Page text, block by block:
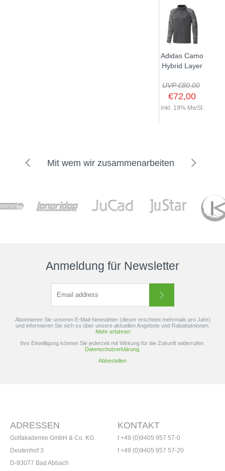
Adidas Camo
Hybrid Layer
UVP €80,00
€72,00
inkl. 19% MwSt.
Mit wem wir zusammenarbeiten
Anmeldung für Newsletter
Abonnieren Sie unseren E-Mail-Newsletter (dieser erscheint mehrmals pro Jahr)
und informieren Sie sich so über unsere aktuellen Angebote und Rabattaktionen.
Mehr erfahren
Ihre Einwilligung können Sie jederzeit mit Wirkung für die Zukunft widerrufen.
Datenschutzerklärung.
Abbestellen
KONTAKT
t +49 (0)9405 957 57-0
f +49 (0)9405 957 57-20
ADRESSEN
Golfakademie GmbH & Co. KG
Deutenhof 3
D-93077 Bad Abbach